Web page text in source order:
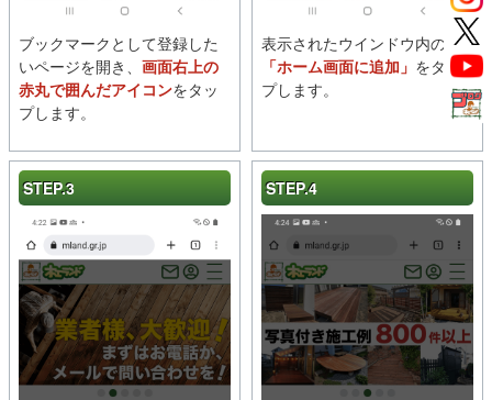
ブックマークとして登録した
いページを開き、 画面右上の
赤丸で囲んだアイコンをタッ
プします。
表示されたウインドウ内の
「ホーム画面に追加」 をタッ
プします。
STEP.3 STEP.4